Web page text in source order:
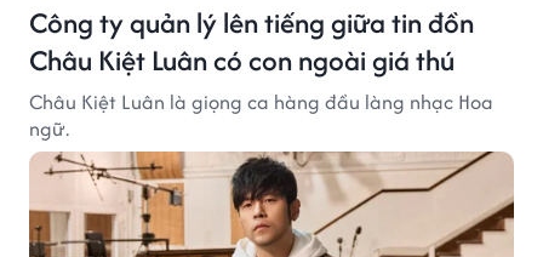
Công ty quản lý lên tiếng giữa tin đồn
Châu Kiệt Luân có con ngoài giá thú
Châu Kiệt Luân là giọng ca hàng đầu làng nhạc Hoa
ngữ.